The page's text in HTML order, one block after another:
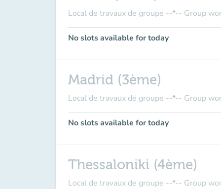
Local de travaux de groupe --*-- Group
No slots available for today
Madrid (3ème)
Local de travaux de groupe --*-- Group
No slots available for today
Thessaloniki (4ème)
Local de travaux de groupe --*-- Group